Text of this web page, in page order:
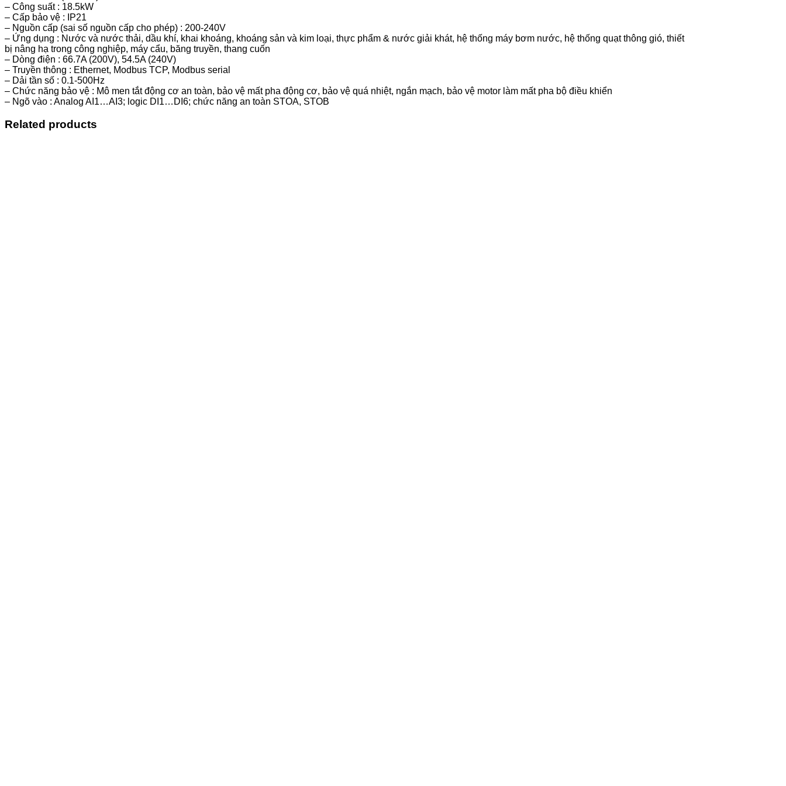
– Công suất : 18.5kW
– Cấp bảo vệ : IP21
– Nguồn cấp (sai số nguồn cấp cho phép) : 200-240V
– Ứng dụng : Nước và nước thải, dầu khí, khai khoáng, khoáng sản và kim loại, thực phẩm & nước giải khát, hệ thống máy bơm nước, hệ thống quạt thông gió, thiết
bị nâng hạ trong công nghiệp, máy cẩu, băng truyền, thang cuốn
– Dòng điện : 66.7A (200V), 54.5A (240V)
– Truyền thông : Ethernet, Modbus TCP, Modbus serial
– Dải tần số : 0.1-500Hz
– Chức năng bảo vệ : Mô men tắt động cơ an toàn, bảo vệ mất pha động cơ, bảo vệ quá nhiệt, ngắn mạch, bảo vệ motor làm mất pha bộ điều khiển
– Ngõ vào : Analog AI1…AI3; logic DI1…DI6; chức năng an toàn STOA, STOB
Related products